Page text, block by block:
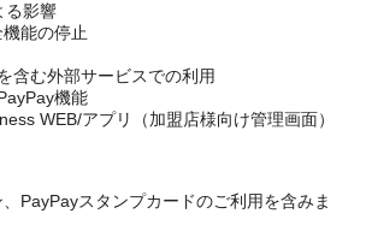
る影響
能の停止
含む外部サービスでの利用
機能
WEB/アプリ（加盟店様向け管理画面）
PayPayスタンプカードのご利用を含みま